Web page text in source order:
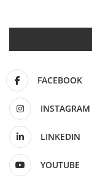
FACEBOOK
INSTAGRAM
LINKEDIN
YOUTUBE